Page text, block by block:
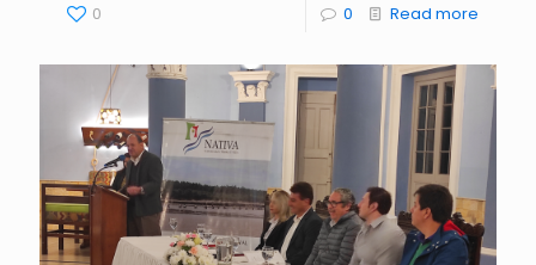
0 0 Read more